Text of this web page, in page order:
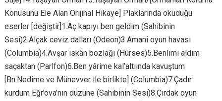
Konusunu Ele Alan Orijinal Hikaye] Plaklarında okuduğu
eserler [değiştir]1.Aç kapıyı ben geldim (Sahibinin
Sesi)2.Alçak ceviz dalları (Odeon)3.Amani oyun havası
(Columbia)4.Avşar iskân bozlağı (Hürses)5.Benlimi aldım
saçaktan (Parlfon)6.Ben yârime kal’altıında kavuştum
[Bn.Nedime ve Münevver ile birlikte] (Columbia)7.Çadır
kurdum Eğr’ova’nın düzüne (Sahibinin Sesi)8.Çırdak oyun